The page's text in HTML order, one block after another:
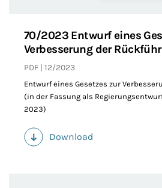
70/2023 Entwurf eines
Verbesserung der
PDF 12/2023
Entwurf eines Gesetzes zur
(in der Fassung als
2023)
Download
(PDF)